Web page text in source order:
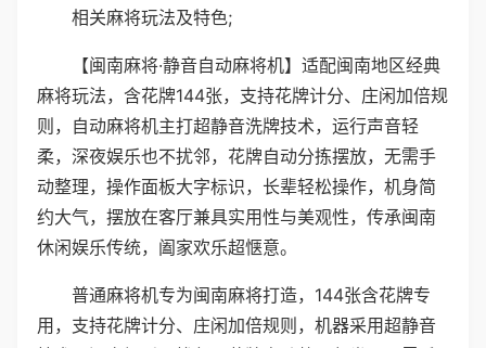
相关麻将玩法及特色;
【闽南麻将·静音自动麻将机】适配闽南地区经典
麻将玩法，含花牌144张，支持花牌计分、庄闲加倍规
则，自动麻将机主打超静音洗牌技术，运行声音轻
柔，深夜娱乐也不扰邻，花牌自动分拣摆放，无需手
动整理，操作面板大字标识，长辈轻松操作，机身简
约大气，摆放在客厅兼具实用性与美观性，传承闽南
休闲娱乐传统，阖家欢乐超惬意。
普通麻将机专为闽南麻将打造，144张含花牌专
用，支持花牌计分、庄闲加倍规则，机器采用超静音